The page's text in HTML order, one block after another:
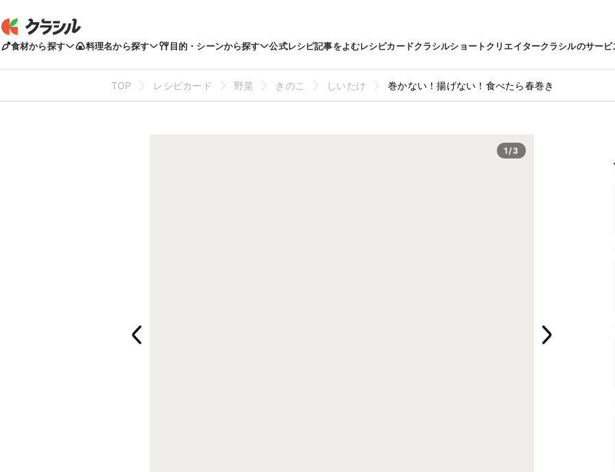
食材から探す 料理名から探す 目的・シーンから探す 公式レシピ記事をよむレシピカードクラシルショートクリエイタークラシルのサービ
TOP レシピカード 野菜 きのこ しいたけ 巻かない！揚げない！食べたら春巻き
1/3